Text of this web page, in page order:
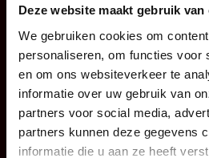
Deze website maakt gebruik van
We gebruiken cookies om
personaliseren, om functies voor
en om ons websiteverkeer te
informatie over uw gebruik van
partners voor social media,
partners kunnen deze gegevens
informatie die u aan ze heeft